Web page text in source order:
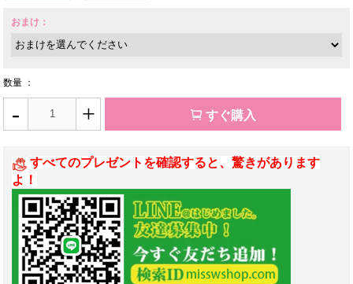
おまけ：
数量 ：
- + すぐ購入
すべてのプレゼントを確認すると、驚きがあります
よ！